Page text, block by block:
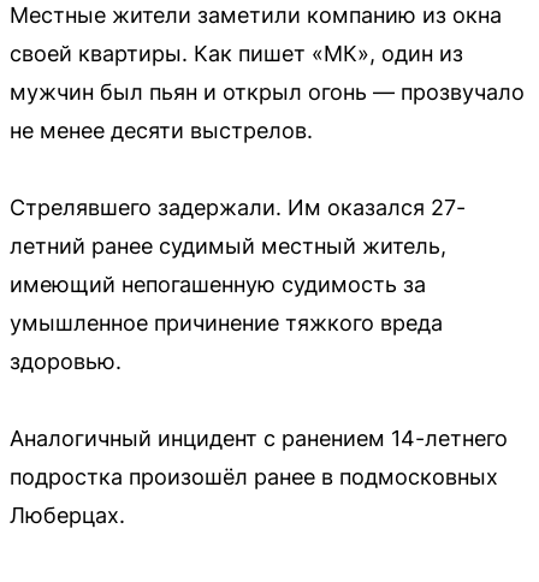
Местные жители заметили компанию из окна
своей квартиры. Как пишет «МК», один из
мужчин был пьян и открыл огонь — прозвучало
не менее десяти выстрелов.
Стрелявшего задержали. Им оказался 27-
летний ранее судимый местный житель,
имеющий непогашенную судимость за
умышленное причинение тяжкого вреда
здоровью.
Аналогичный инцидент с ранением 14-летнего
подростка произошёл ранее в подмосковных
Люберцах.